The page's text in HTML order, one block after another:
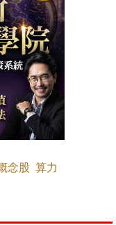
念股 算力